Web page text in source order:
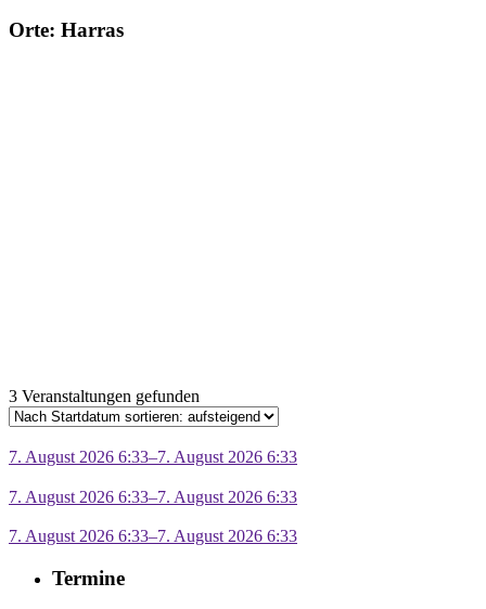
Orte: Harras
3 Veranstaltungen gefunden
7. August 2026 6:33–7. August 2026 6:33
7. August 2026 6:33–7. August 2026 6:33
7. August 2026 6:33–7. August 2026 6:33
Termine